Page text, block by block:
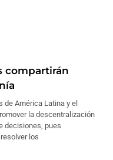
compartirán
América Latina y el
la descentralización
decisiones, pues
los